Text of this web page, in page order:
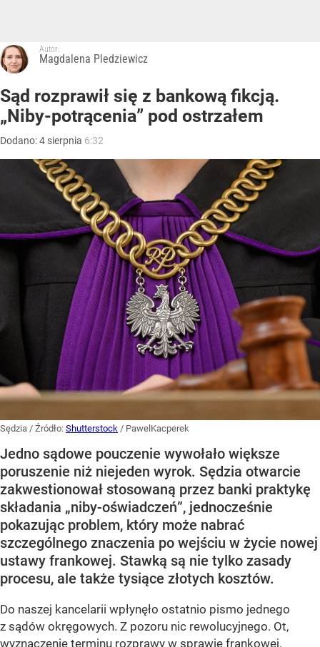
Autor:
Magdalena Pledziewicz
Sąd rozprawił się z bankową fikcją.
„Niby-potrącenia” pod ostrzałem
Dodano:4 sierpnia 6:32
Sędzia / Źródło: Shutterstock / PawelKacperek
Jedno sądowe pouczenie wywołało większe
poruszenie niż niejeden wyrok. Sędzia otwarcie
zakwestionował stosowaną przez banki praktykę
składania „niby-oświadczeń”, jednocześnie
pokazując problem, który może nabrać
szczególnego znaczenia po wejściu w życie nowej
ustawy frankowej. Stawką są nie tylko zasady
procesu, ale także tysiące złotych kosztów.
Do naszej kancelarii wpłynęło ostatnio pismo jednego
z sądów okręgowych. Z pozoru nic rewolucyjnego. Ot,
wyznaczenie terminu rozprawy w sprawie frankowej.